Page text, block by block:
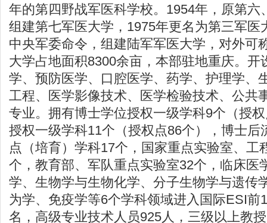
年的第四野战军医科学校。1954年，原第六
组建第七军医大学，1975年更名为第三军医
中央军委命令，组建陆军军医大学，对外可
大学占地面积8300余亩，本部驻地重庆。开
学、预防医学、口腔医学、药学、护理学、
工程、医学影像技术、医学检验技术、公共
专业。拥有博士学位授权一级学科9个（授
授权一级学科11个（授权点86个），博士后
点（培育）学科17个，国家重点实验室、工
个，教育部、军队重点实验室32个，临床医
学、生物学与生物化学、分子生物学与遗传
为学、免疫学等6个学科领域进入国际ESI前
名，高级专业技术人员925人，三级以上教